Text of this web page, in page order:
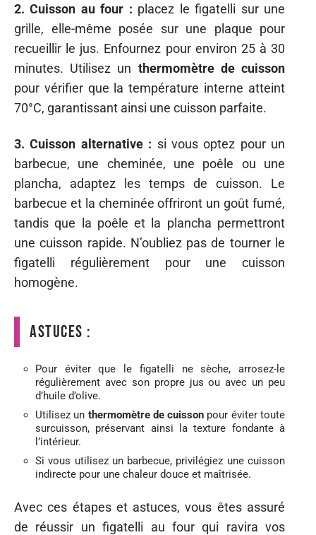
2. Cuisson au four : placez le figatelli sur une
grille, elle-même posée sur une plaque pour
recueillir le jus. Enfournez pour environ 25 à 30
minutes. Utilisez un thermomètre de cuisson
pour vérifier que la température interne atteint
70°C, garantissant ainsi une cuisson parfaite.
3. Cuisson alternative : si vous optez pour un
barbecue, une cheminée, une poêle ou une
plancha, adaptez les temps de cuisson. Le
barbecue et la cheminée offriront un goût fumé,
tandis que la poêle et la plancha permettront
une cuisson rapide. N’oubliez pas de tourner le
figatelli régulièrement pour une cuisson
homogène.
Astuces :
Pour éviter que le figatelli ne sèche, arrosez-le
régulièrement avec son propre jus ou avec un peu
d’huile d’olive.
Utilisez un thermomètre de cuisson pour éviter toute
surcuisson, préservant ainsi la texture fondante à
l’intérieur.
Si vous utilisez un barbecue, privilégiez une cuisson
indirecte pour une chaleur douce et maîtrisée.
Avec ces étapes et astuces, vous êtes assuré
de réussir un figatelli au four qui ravira vos